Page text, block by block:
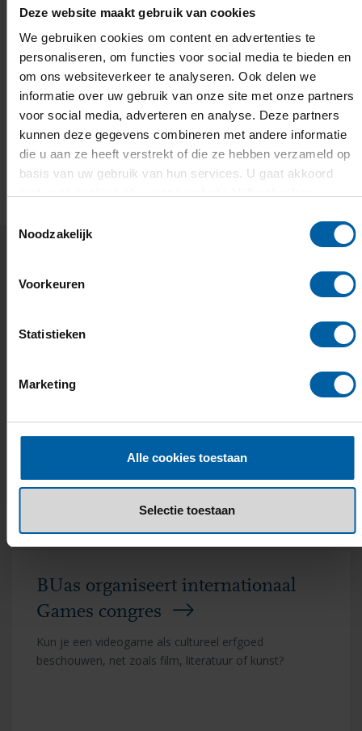
Deze website maakt gebruik van cookies
We gebruiken cookies om content en advertenties te
personaliseren, om functies voor social media te bieden en
om ons websiteverkeer te analyseren. Ook delen we
informatie over uw gebruik van onze site met onze partners
voor social media, adverteren en analyse. Deze partners
kunnen deze gegevens combineren met andere informatie
die u aan ze heeft verstrekt of die ze hebben verzameld op
basis van uw gebruik van hun services. U gaat akkoord
Noodzakelijk
Voorkeuren
Statistieken
Marketing
Alle cookies toestaan
Selectie toestaan
EMAILFACEBOOK
LINKEDINWHATSAPP
X
Gerelateerd nieuws en evenementen
De KreativEU H&ART Incubator
Een nieuwe broedplaats voor kunst en creativiteit.
Read more
BUas organiseert internationaal
Games congres
Kun je een videogame als cultureel erfgoed
beschouwen, net zoals film, literatuur of kunst?